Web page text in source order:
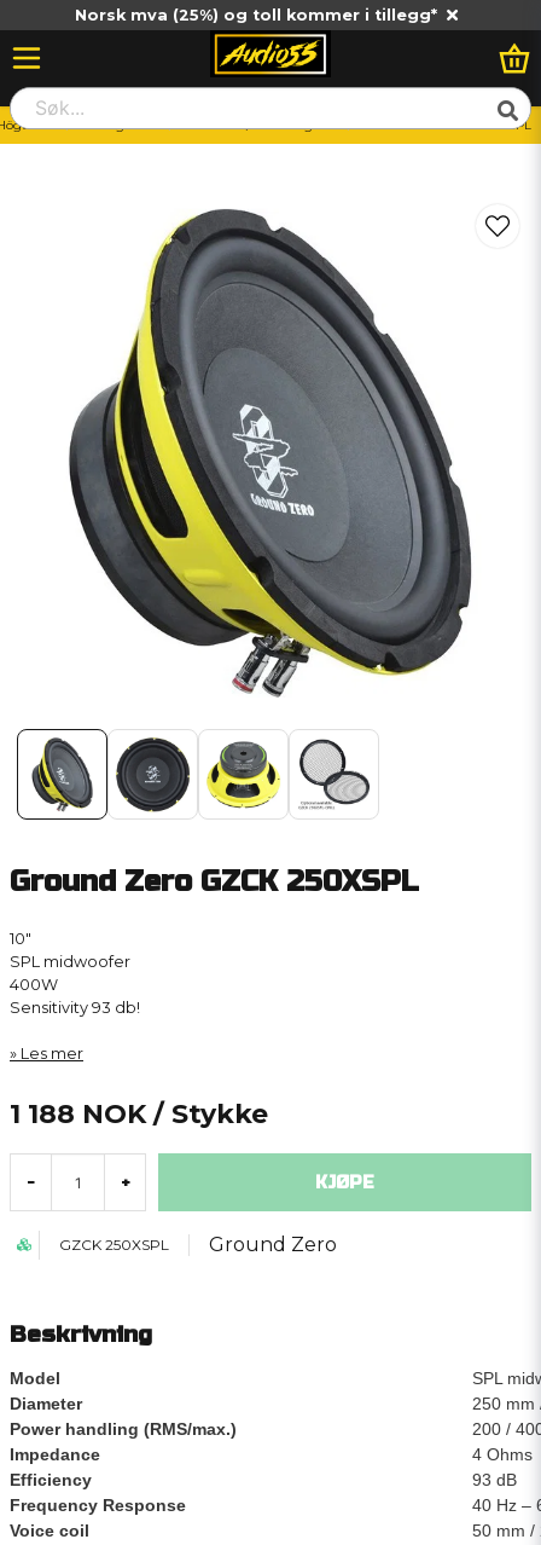
Norsk mva (25%) og toll kommer i tillegg*
10" högtalare 10" Midbas/Mellanregister Ground Zero GZCK 250XSPL
Ground Zero GZCK 250XSPL
10″
SPL midwoofer
400W
Sensitivity 93 db!
Les mer
1 188 NOK / Stykke
- + KJØPE
GZCK 250XSPL Ground Zero
Beskrivning
Model
SPL
Diameter
250 mm
Power handling (RMS/max.)
200 /
Impedance
4 Ohms
Efficiency
93 dB
Frequency Response
40 Hz –
Voice coil
50 mm /